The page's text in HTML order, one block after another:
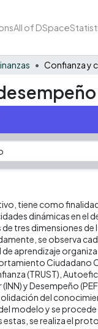
All of DSpace
tiene como
dinámicas en el
tres dimensiones de
se observa
aprendizaje
Ciudadano
(TRUST),
y Desempeño
del
modelo y se
estas, se realiza el